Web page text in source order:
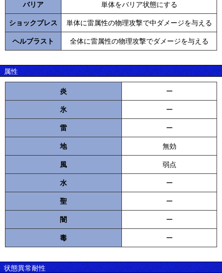
バリア 単体をバリア状態にする
ショックブレス 単体に雷属性の物理攻撃で中ダメージを与える
ヘルブラスト 全体に雷属性の物理攻撃でダメージを与える
属性
炎 ー
氷 ー
雷 ー
地 無効
風 弱点
水 ー
聖 ー
闇 ー
毒 ー
状態異常耐性